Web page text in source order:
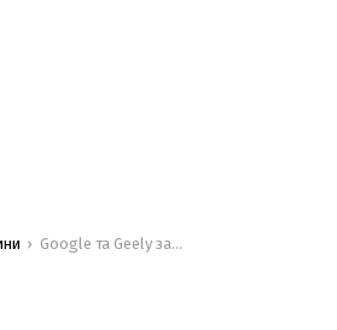
Google та Geely займуться розробкою безпілотників: вже відома назва першого проєкту